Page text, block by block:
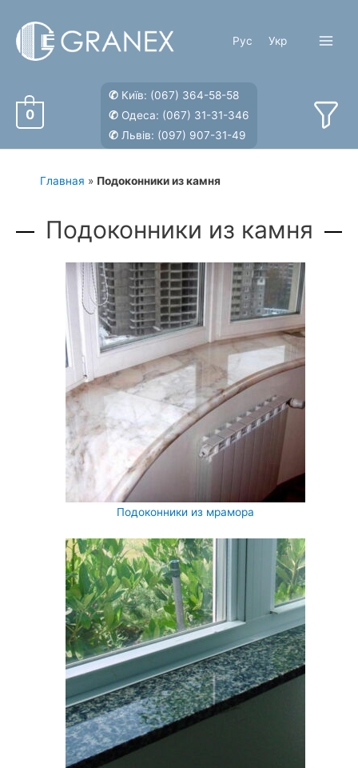
содержимому
Рус Укр
0
✆ Київ: (067) 364-58-58
✆ Одеса: (067) 31-31-346
✆ Львів: (097) 907-31-49
Главная » Подоконники из камня
Подоконники из камня
Подоконники из мрамора